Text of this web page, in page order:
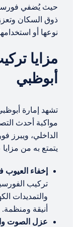
حيث يُضفي
ذوق السكان
نوعها أو
مزايا
أبوظبي
تشهد إمارة
مواكبة أحدث
الداخلي، ويبرز
يتمتع به من مزايا
إخفاء
تركيب
والتمديدات
أنيقة ومنظمة.
عزل الصوت